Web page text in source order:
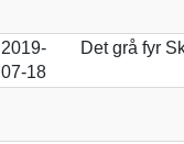
2019-
07-18
Det grå fyr